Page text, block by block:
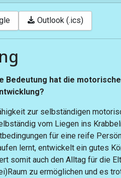
Outlook (.ics)
Bedeutung hat die
zur selbständigen
vom Liegen ins
für eine reife
lernt, entwickelt ein gutes
somit auch den Alltag für die
zu ermöglichen und es